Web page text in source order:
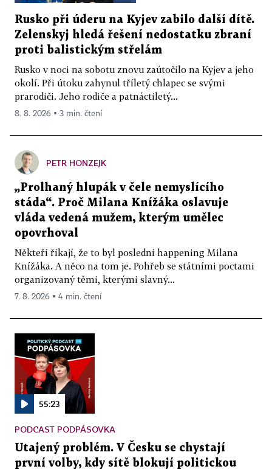
Rusko při úderu na Kyjev zabilo další dítě.
Zelenskyj hledá řešení nedostatku zbraní
proti balistickým střelám
Rusko v noci na sobotu znovu zaútočilo na Kyjev a jeho
okolí. Při útoku zahynul tříletý chlapec se svými
prarodiči. Jeho rodiče a patnáctiletý...
8. 8. 2026 ▪ 3 min. čtení
PETR HONZEJK
„Prolhaný hlupák v čele nemyslícího
stáda“. Proč Milana Knížáka oslavuje
vláda vedená mužem, kterým umělec
opovrhoval
Někteří říkají, že to byl poslední happening Milana
Knížáka. A něco na tom je. Pohřeb se státními poctami
organizovaný těmi, kterými slavný...
7. 8. 2026 ▪ 4 min. čtení
55:23
PODCAST PODPÁSOVKA
Utajený problém. V Česku se chystají
první volby, kdy sítě blokují politickou